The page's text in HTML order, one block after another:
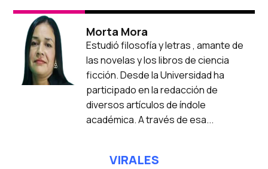
Morta Mora
Estudió filosofía y letras , amante de
las novelas y los libros de ciencia
ficción. Desde la Universidad ha
participado en la redacción de
diversos artículos de índole
académica. A través de esa...
VIRALES